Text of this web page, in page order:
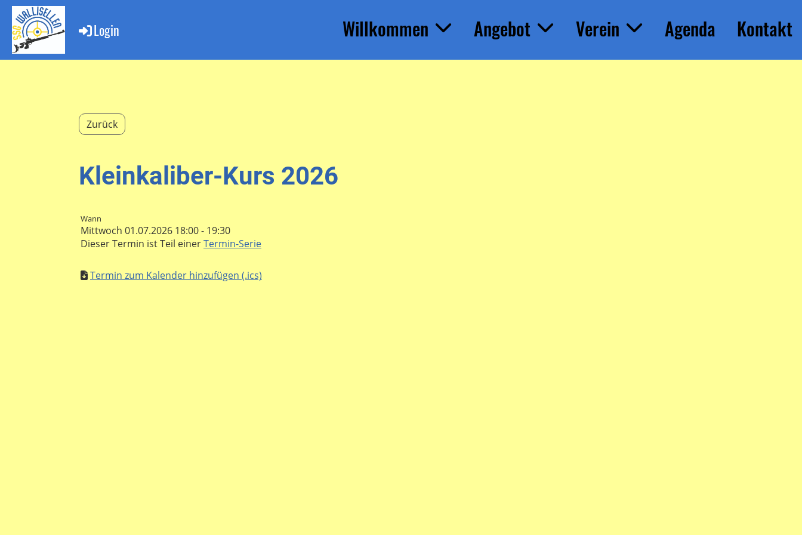
Willkommen Angebot Verein Agenda Kontakt
Login
Zurück
Kleinkaliber-Kurs 2026
Wann
Mittwoch 01.07.2026 18:00 - 19:30
Dieser Termin ist Teil einerTermin-Serie
Termin zum Kalender hinzufügen (.ics)